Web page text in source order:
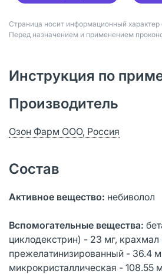
Страница носит информационный характер
Перед назначением и применением
Инструкция по
Производитель
Озон Фарм ООО, Россия
Состав
Активное вещество: небиволол
Вспомогательные вещества:
циклодекстрин) - 23 мг,
прежелатинизированный - 36.4
микрокристаллическая - 108.55